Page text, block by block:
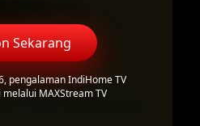
Sekarang
pengalaman IndiHome TV
MAXStream TV